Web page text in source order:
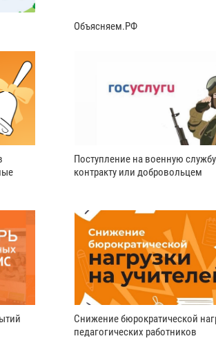
Объясняем.РФ
Поступление на военную
контракту или добровольцем
Снижение бюрократической
педагогических работников